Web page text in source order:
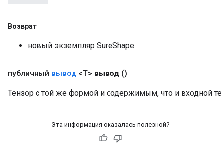
Возврат
новый экземпляр SureShape
публичный вывод <T> вывод ()
Тензор с той же формой и содержимым, что и входной
Эта информация оказалась полезной?